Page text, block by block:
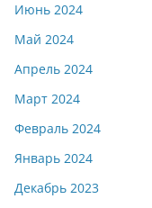
Июнь 2024
Май 2024
Апрель 2024
Март 2024
Февраль 2024
Январь 2024
Декабрь 2023